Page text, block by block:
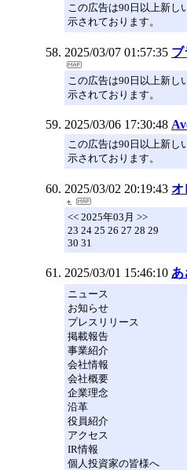
この広告は90日以上新し
示されております。
2025/03/07 01:57:35 ブ
この広告は90日以上新し
示されております。
2025/03/06 17:30:48
この広告は90日以上新し
示されております。
2025/03/02 20:19:43 オ
<< 2025年03月 >>
23 24 25 26 27 28 29
30 31
2025/03/01 15:46:10 あ
ニュース
お知らせ
プレスリリース
掲載報告
事業紹介
会社情報
会社概要
企業理念
沿革
役員紹介
アクセス
IR情報
個人投資家の皆様へ